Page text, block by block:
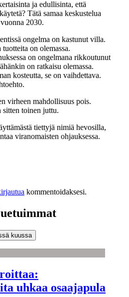
ja edullisinta, että
Tätä samaa keskustelua
2030.
ongelma on kastunut villa.
on olemassa.
on ongelmana rikkoutunut
on ratkaisu olemassa.
kosteutta, se on vaihdettava.
virheen mahdollisuus pois.
toinen juttu.
tiettyjä nimiä hevosilla,
viranomaisten ohjauksessa.
kommentoidaksesi.
kuussa
uhkaa osaajapula